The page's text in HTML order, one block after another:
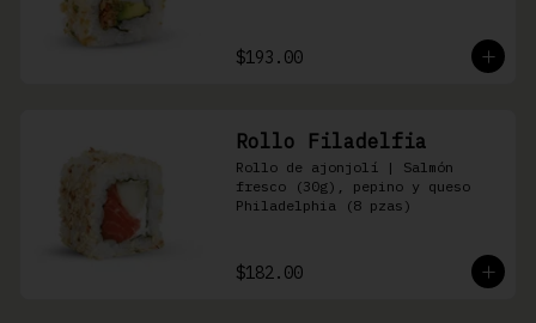
$193.00
Rollo Filadelfia
Rollo de ajonjolí | Salmón
fresco (30g), pepino y queso
Philadelphia (8 pzas)
$182.00